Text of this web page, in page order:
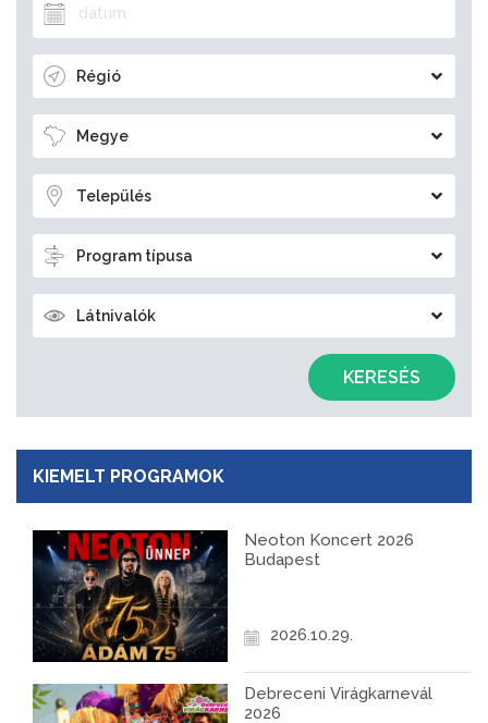
Régió
Megye
Település
Program típusa
Látnivalók
KERESÉS
KIEMELT PROGRAMOK
Neoton Koncert 2026
Budapest
2026.10.29.
Debreceni Virágkarnevál
2026